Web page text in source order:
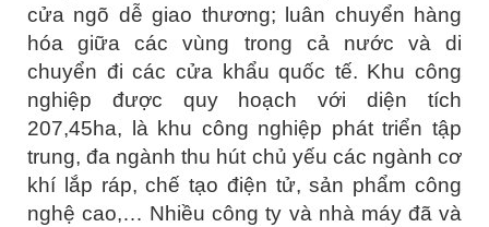
cửa ngõ dễ giao thương; luân chuyển hàng
hóa giữa các vùng trong cả nước và di
chuyển đi các cửa khẩu quốc tế. Khu công
nghiệp được quy hoạch với diện tích
207,45ha, là khu công nghiệp phát triển tập
trung, đa ngành thu hút chủ yếu các ngành cơ
khí lắp ráp, chế tạo điện tử, sản phẩm công
nghệ cao,… Nhiều công ty và nhà máy đã và